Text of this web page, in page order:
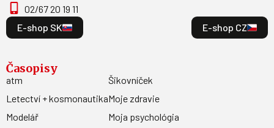
02/67 20 19 11
E-shop SK
E-shop CZ
Časopisy
atm
Letectví + kosmonautika
Modelář
Šikovníček
Moje zdravie
Moja psychológia